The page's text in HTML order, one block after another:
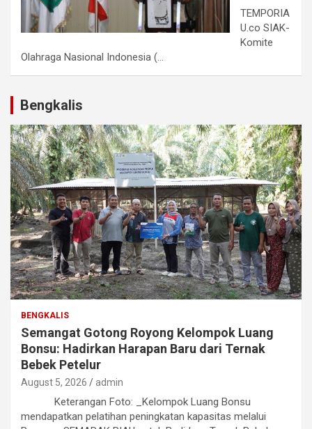
TEMPORIA
U.co SIAK-
Komite
Olahraga Nasional Indonesia (...
Bengkalis
BENGKALIS
Semangat Gotong Royong Kelompok Luang
Bonsu: Hadirkan Harapan Baru dari Ternak
Bebek Petelur
August 5, 2026 admin
Keterangan Foto: _Kelompok Luang Bonsu
mendapatkan pelatihan peningkatan kapasitas melalui